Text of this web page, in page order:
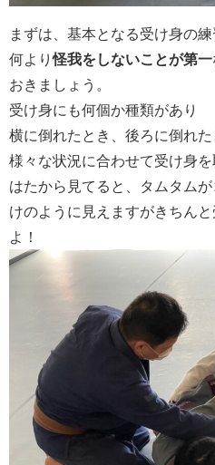
まずは、基本となる受け身の練
何より怪我をしないことが第一
おきましょう。
受け身にも何個か種類があり
横に倒れたとき、後ろに倒れ
様々な状況に合わせて受け身を
はたから見てると、タムタム
けのように見えますがきちん
よ！